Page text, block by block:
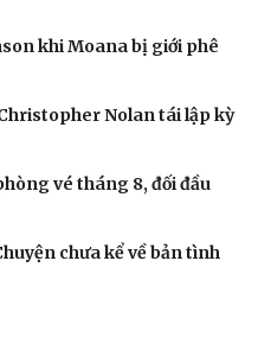
khi Moana bị giới phê
Nolan tái lập kỳ
vé tháng 8, đối đầu
chưa kể về bản tình